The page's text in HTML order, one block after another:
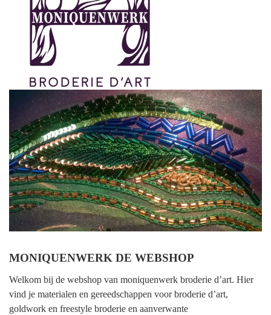
MONIQUENWERK DE WEBSHOP
Welkom bij de webshop van moniquenwerk broderie d’art. Hier
vind je materialen en gereedschappen voor broderie d’art,
goldwork en freestyle broderie en aanverwante